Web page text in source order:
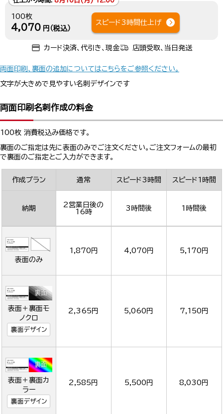
100枚
4,070 円（税込）
スピード3時間仕上げ
カード決済、代引き、現金 店頭受取、当日発送
両面印刷、裏面の追加についてはこちらをご参照ください。
文字が大きめで見やすい名刺デザインです
両面印刷名刺作成の料金
100枚 消費税込み価格です。
裏面のご指定は先に表面のみでご注文ください。ご注文フォームの最初
で裏面のご指定とご入力ができます。
作成プラン 通常 スピード3時間 スピード1時間
納期
2営業日後の
16時
3時間後 1時間後
表面のみ
1,870円 4,070円 5,170円
表面＋裏面モ
ノクロ
裏面デザイン
2,365円 5,060円 7,150円
表面＋裏面カ
ラー
裏面デザイン
2,585円 5,500円 8,030円